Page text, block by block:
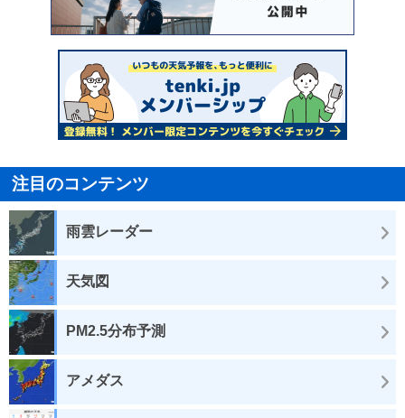
注目のコンテンツ
雨雲レーダー
天気図
PM2.5分布予測
アメダス